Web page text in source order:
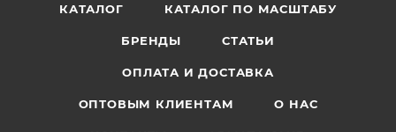
КАТАЛОГ КАТАЛОГ ПО МАСШТАБУ
БРЕНДЫ СТАТЬИ
ОПЛАТА И ДОСТАВКА
ОПТОВЫМ КЛИЕНТАМ О НАС